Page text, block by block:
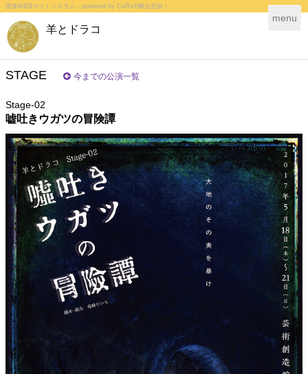
団体WEBサイトシステム - powered by CoRich舞台芸術！-
羊とドラコ
T
g
i
a
t
i
o
n
menu
STAGE 今までの公演一覧
Stage-02
嘘吐きウガツの冒険譚